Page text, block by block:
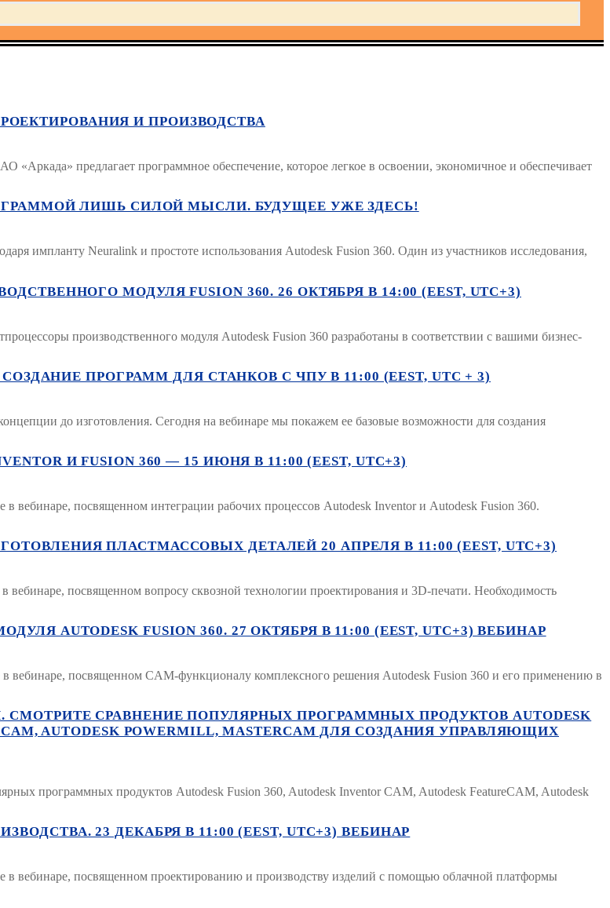
И ПРОИЗВОДСТВА
предлагает программное обеспечение, которое легкое в освоении, экономичное и обеспечивает
ЛИШЬ СИЛОЙ МЫСЛИ. БУДУЩЕЕ УЖЕ ЗДЕСЬ!
импланту Neuralink и простоте использования Autodesk Fusion 360. Один из участников исследования,
МОДУЛЯ FUSION 360. 26 ОКТЯБРЯ В 14:00 (EEST, UTC+3)
производственного модуля Autodesk Fusion 360 разработаны в соответствии с вашими бизнес-
ПРОГРАММ ДЛЯ СТАНКОВ С ЧПУ В 11:00 (EEST, UTC + 3)
до изготовления. Сегодня на вебинаре мы покажем ее базовые возможности для создания
И FUSION 360 — 15 ИЮНЯ В 11:00 (EEST, UTC+3)
посвященном интеграции рабочих процессов Autodesk Inventor и Autodesk Fusion 360.
ПЛАСТМАССОВЫХ ДЕТАЛЕЙ 20 АПРЕЛЯ В 11:00 (EEST, UTC+3)
вебинаре, посвященном вопросу сквозной технологии проектирования и 3D-печати. Необходимость
AUTODESK FUSION 360. 27 ОКТЯБРЯ В 11:00 (EEST, UTC+3) ВЕБИНАР
вебинаре, посвященном CAM-функционалу комплексного решения Autodesk Fusion 360 и его применению в
СРАВНЕНИЕ ПОПУЛЯРНЫХ ПРОГРАММНЫХ ПРОДУКТОВ AUTODESK
AUTODESK POWERMILL, MASTERCAM ДЛЯ СОЗДАНИЯ УПРАВЛЯЮЩИХ
программных продуктов Autodesk Fusion 360, Autodesk Inventor CAM, Autodesk FeatureCAM, Autodesk
23 ДЕКАБРЯ В 11:00 (EEST, UTC+3) ВЕБИНАР
вебинаре, посвященном проектированию и производству изделий с помощью облачной платформы